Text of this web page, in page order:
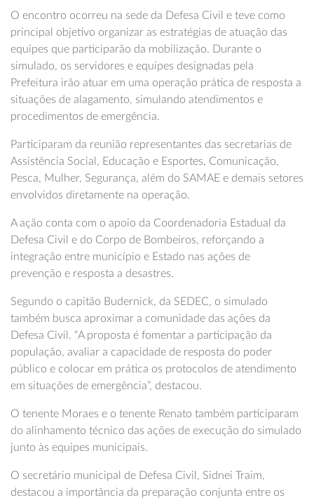
O encontro ocorreu na sede da Defesa Civil e teve como
principal objetivo organizar as estratégias de atuação das
equipes que participarão da mobilização. Durante o
simulado, os servidores e equipes designadas pela
Prefeitura irão atuar em uma operação prática de resposta a
situações de alagamento, simulando atendimentos e
procedimentos de emergência.
Participaram da reunião representantes das secretarias de
Assistência Social, Educação e Esportes, Comunicação,
Pesca, Mulher, Segurança, além do SAMAE e demais setores
envolvidos diretamente na operação.
A ação conta com o apoio da Coordenadoria Estadual da
Defesa Civil e do Corpo de Bombeiros, reforçando a
integração entre município e Estado nas ações de
prevenção e resposta a desastres.
Segundo o capitão Budernick, da SEDEC, o simulado
também busca aproximar a comunidade das ações da
Defesa Civil. “A proposta é fomentar a participação da
população, avaliar a capacidade de resposta do poder
público e colocar em prática os protocolos de atendimento
em situações de emergência”, destacou.
O tenente Moraes e o tenente Renato também participaram
do alinhamento técnico das ações de execução do simulado
junto às equipes municipais.
O secretário municipal de Defesa Civil, Sidnei Traim,
destacou a importância da preparação conjunta entre os